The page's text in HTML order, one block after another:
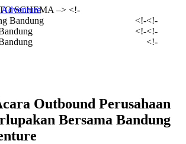
SCHEMA –> <!-
<!-<!-
<!-<!-
<!-
Outbound Perusahaan
Bersama Bandung